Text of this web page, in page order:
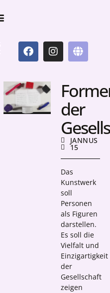
der
JANNUS
15
Das
Kunstwerk
soll
Personen
als Figuren
darstellen.
Es soll die
Vielfalt und
Einzigartigkeit
der
Gesellschaft
zeigen